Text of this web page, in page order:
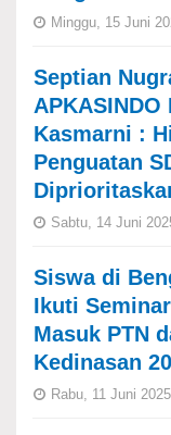
Minggu, 15 Juni
Septian
Kasmarni :
Penguatan
Sabtu, 14 Juni
Siswa di
Ikuti
Masuk PTN
Kedinasan
Rabu, 11 Juni